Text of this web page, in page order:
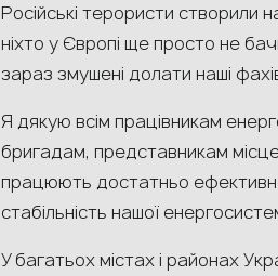
Російські терористи створили
ніхто у Європі ще просто не
зараз змушені долати наші
Я дякую всім працівникам
бригадам, представникам
працюють достатньо
стабільність нашої
У багатьох містах і районах